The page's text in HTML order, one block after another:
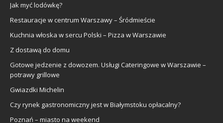
Jak myć lodówkę?
Restauracje w centrum Warszawy – Śródmieście
Kuchnia włoska w sercu Polski – Pizza w Warszawie
Z dostawą do domu
Gotowe jedzenie z dowozem. Usługi Cateringowe w Warszawie –
potrawy grillowe
Gwiazdki Michelin
Czy rynek gastronomiczny jest w Białymstoku opłacalny?
Poznań – miasto na weekend